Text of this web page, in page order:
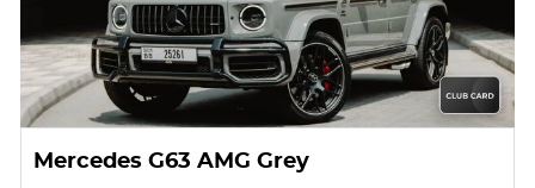
Mercedes G63 AMG Grey